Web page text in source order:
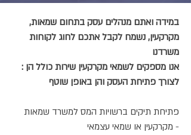
,במידה ואתם מנהלים עסק בתחום שמאות
מקרקעין, נשמח לקבל אתכם לחוג לקוחות
משרדנו
: אנו מספקים לשמאי מקרקעין שירות כולל הן
לצורך פתיחת העסק והן באופן שוטף
פתיחת תיקים ברשויות המס למשרד שמאות
מקרקעין או שמאי עצמאי -